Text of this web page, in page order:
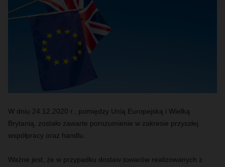
W dniu 24.12.2020 r., pomiędzy Unią Europejską i Wielką
Brytanią, zostało zawarte porozumienie w zakresie przyszłej
współpracy oraz handlu.
Ważne jest, że w przypadku dostaw towarów realizowanych z